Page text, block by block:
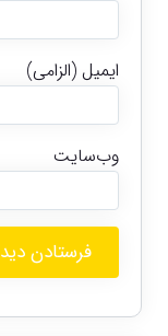
ایمیل (الزامی)
وب‌سایت